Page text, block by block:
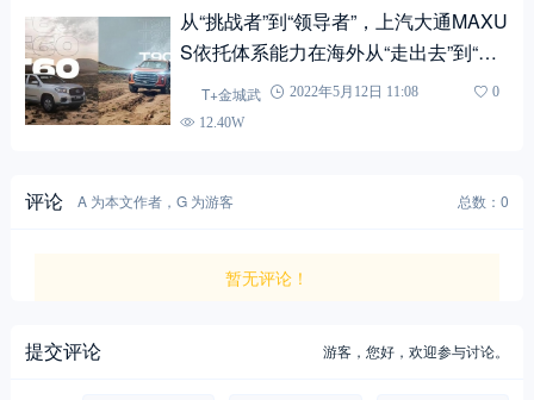
进去”T+金城武 2022年5月12日 11:08
0
12.40W
评论 A 为本文作者，G 为游客
暂无评论！